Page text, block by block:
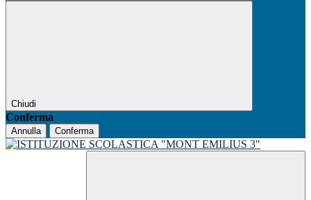
Chiudi
Conferma
Annulla Conferma